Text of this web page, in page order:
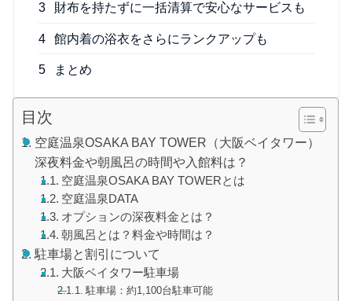
3 財布を持たずに一括清算で安心なサービスも
4 館内着の浴衣をさらにランクアップも
5 まとめ
目次
空庭温泉OSAKA BAY TOWER（大阪ベイタワー）
深夜料金や朝風呂の時間や入館料は？
空庭温泉OSAKA BAY TOWERとは
空庭温泉DATA
オプションの深夜料金とは？
朝風呂とは？料金や時間は？
駐車場と割引について
大阪ベイタワー駐車場
駐車場：約1,100台駐車可能